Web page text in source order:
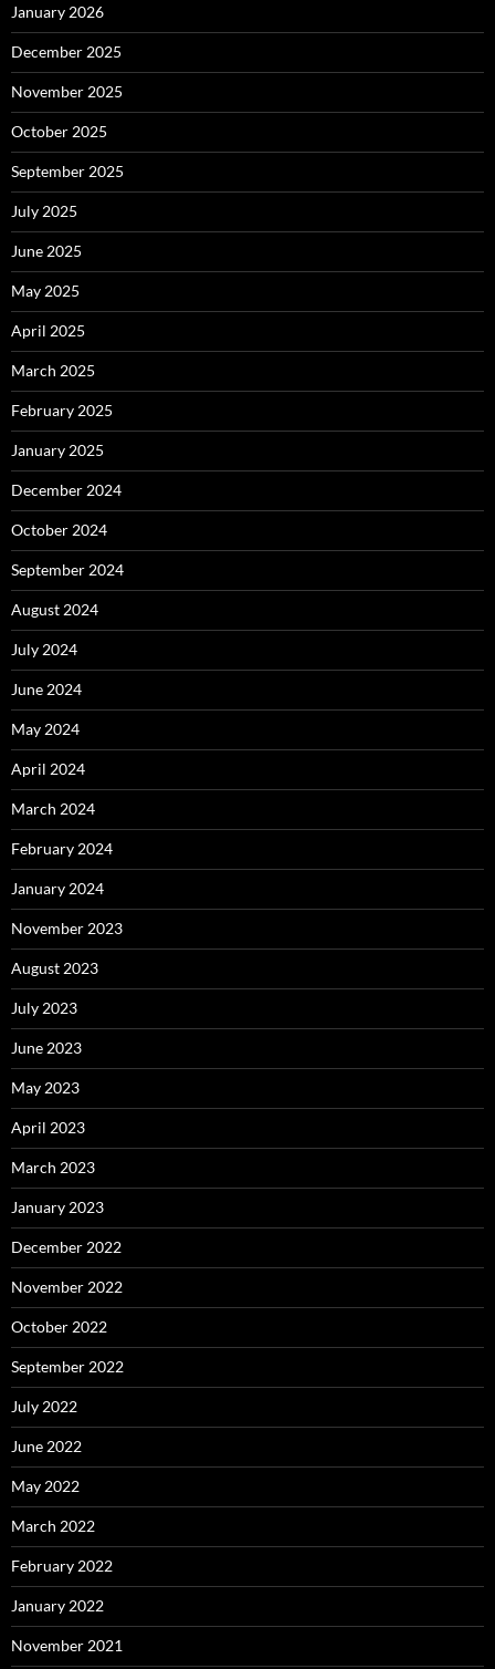
January 2026
December 2025
November 2025
October 2025
September 2025
July 2025
June 2025
May 2025
April 2025
March 2025
February 2025
January 2025
December 2024
October 2024
September 2024
August 2024
July 2024
June 2024
May 2024
April 2024
March 2024
February 2024
January 2024
November 2023
August 2023
July 2023
June 2023
May 2023
April 2023
March 2023
January 2023
December 2022
November 2022
October 2022
September 2022
July 2022
June 2022
May 2022
March 2022
February 2022
January 2022
November 2021